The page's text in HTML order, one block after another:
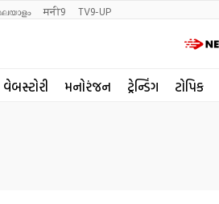
मनी9 TV9-UP
વેબસ્ટોરી મનોરંજન ટ્રેન્ડિંગ ટોપિક